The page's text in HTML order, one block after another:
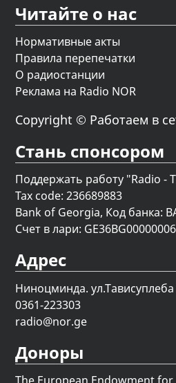
Читайте о нас
Нормативные акты
Правила перепечатки
О радиостанции
Реклама на Radio NOR
Copyright © Работаем в
Стань спонсором
Поддержать работу "Radio -
Tax code: 236689883
Bank of Georgia, Код банка:
Счет в лари:
Адрес
Ниноцминда. ул.Тависуплеба
0361-223303
radio@nor.ge
Доноры